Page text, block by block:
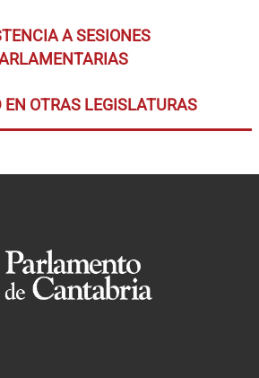
A SESIONES
OTRAS LEGISLATURAS